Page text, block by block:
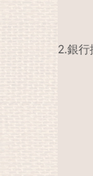
2.銀行
キ
（
に